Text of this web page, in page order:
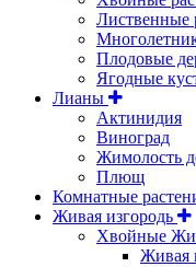
Лиственные
Плодовые
Ягодные
Лианы
Актинидия
Виноград
Жимолость
Плющ
Комнатные
Живая изгородь
Хвойные
Живая